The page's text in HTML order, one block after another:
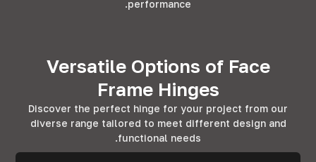
performance
.
Versatile Options of Face
Frame Hinges
Discover the perfect hinge for your project from our
diverse range tailored to meet different design and
functional needs
.